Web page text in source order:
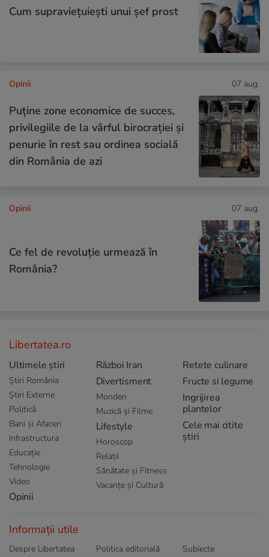
Cum supraviețuiești unui șef prost
Opinii 07 aug.
Puține zone economice de succes,
privilegiile de la vârful birocrației și
penurie în rest sau ordinea socială
din România de azi
Opinii 07 aug.
Ce fel de revoluție urmează în
România?
Libertatea.ro
Ultimele știri
Știri România
Știri Externe
Politică
Bani și Afaceri
Infrastructura
Educație
Tehnologie
Video
Opinii
Război Iran
Divertisment
Monden
Muzică și Filme
Lifestyle
Horoscop
Relații
Sănătate și Fitness
Vacanțe și Cultură
Retete culinare
Fructe si legume
Ingrijirea
plantelor
Cele mai citite
știri
Informații utile
Despre Libertatea
Politica editorială
Subiecte